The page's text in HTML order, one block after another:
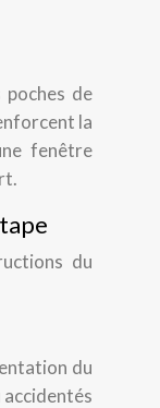
de
la
fenêtre
du
du